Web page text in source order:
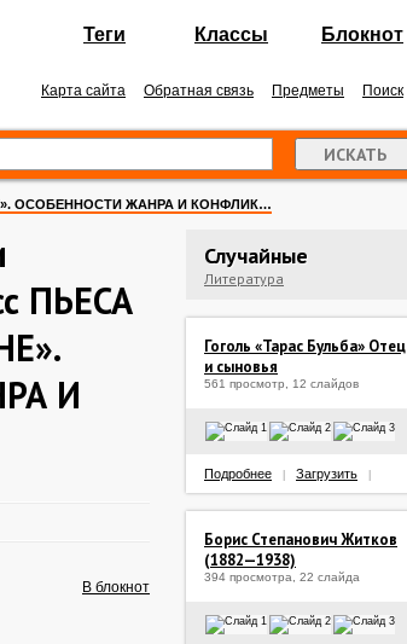
Теги Классы Блокнот
Карта сайта Обратная связь Предметы Поиск
ОСОБЕННОСТИ ЖАНРА И КОНФЛИК…
ПЬЕСА
И
В блокнот
Случайные
Литература
Гоголь «Тарас Бульба» Отец
и сыновья
561 просмотр, 12 слайдов
Подробнее Загрузить
Борис Степанович Житков
(1882—1938)
394 просмотра, 22 слайда